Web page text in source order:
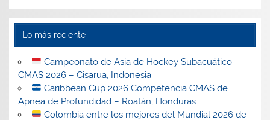
Lo más reciente
Campeonato de Asia de Hockey Subacuático
CMAS 2026 – Cisarua, Indonesia
Caribbean Cup 2026 Competencia CMAS de
Apnea de Profundidad – Roatán, Honduras
Colombia entre los mejores del Mundial 2026 de